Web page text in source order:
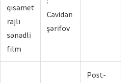
qısamet
rajlı
sənədli
film
Cavidan
şərifov
Post-